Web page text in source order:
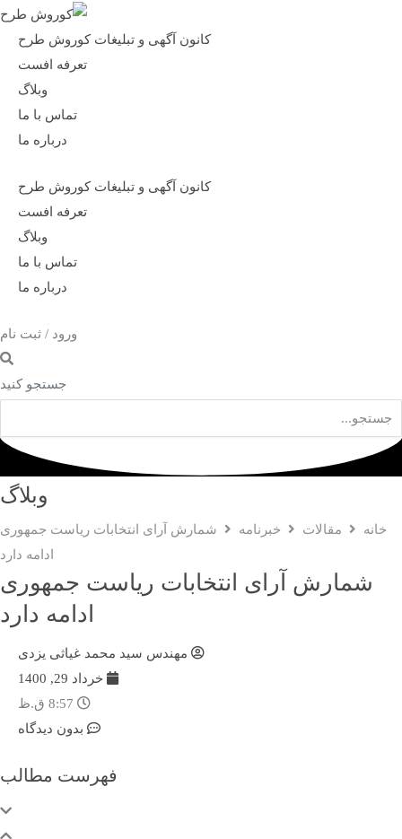
کانون آگهی و تبلیغات کوروش طرح
تعرفه افست
وبلاگ
تماس با ما
درباره ما
کانون آگهی و تبلیغات کوروش طرح
تعرفه افست
وبلاگ
تماس با ما
درباره ما
ورود / ثبت نام
جستجو کنید
وبلاگ
خانه مقالات خبرنامه
شمارش آرای انتخابات ریاست جمهوری
ادامه دارد
شمارش آرای انتخابات ریاست جمهوری
ادامه دارد
مهندس سید محمد غیاثی یزدی
خرداد 29, 1400
8:57 ق.ظ
بدون دیدگاه
فهرست مطالب